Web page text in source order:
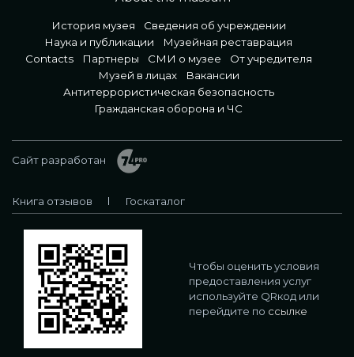
История музея
Сведения об учреждении
Наука и публикации
Музейная реставрация
Contacts
Партнеры СМИ о музее
От учредителя
Музей в лицах
Вакансии
Антитеррористическая безопасность
Гражданская оборона и ЧС
Сайт разработан
Книга отзывов Госкаталог
Чтобы оценить условия
предоставления услуг
используйте QRкод или
перейдите по ссылке